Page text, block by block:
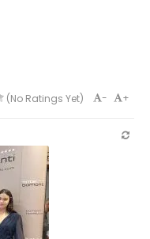
(No Ratings Yet) +
-